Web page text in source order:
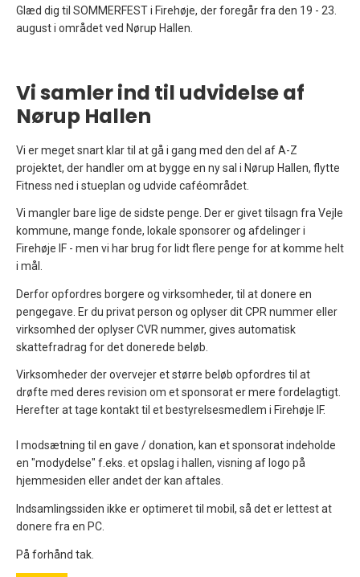
Glæd dig til SOMMERFEST i Firehøje, der foregår fra den 19 - 23.
august i området ved Nørup Hallen.
Vi samler ind til udvidelse af
Nørup Hallen
Vi er meget snart klar til at gå i gang med den del af A-Z
projektet, der handler om at bygge en ny sal i Nørup Hallen, flytte
Fitness ned i stueplan og udvide caféområdet.
Vi mangler bare lige de sidste penge. Der er givet tilsagn fra Vejle
kommune, mange fonde, lokale sponsorer og afdelinger i
Firehøje IF - men vi har brug for lidt flere penge for at komme helt
i mål.
Derfor opfordres borgere og virksomheder, til at donere en
pengegave. Er du privat person og oplyser dit CPR nummer eller
virksomhed der oplyser CVR nummer, gives automatisk
skattefradrag for det donerede beløb.
Virksomheder der overvejer et større beløb opfordres til at
drøfte med deres revision om et sponsorat er mere fordelagtigt.
Herefter at tage kontakt til et bestyrelsesmedlem i Firehøje IF.
I modsætning til en gave / donation, kan et sponsorat indeholde
en "modydelse" f.eks. et opslag i hallen, visning af logo på
hjemmesiden eller andet der kan aftales.
Indsamlingssiden ikke er optimeret til mobil, så det er lettest at
donere fra en PC.
På forhånd tak.